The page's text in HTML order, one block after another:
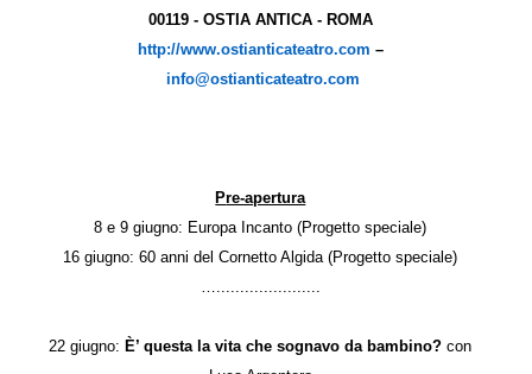
00119 - OSTIA ANTICA - ROMA
http://www.ostianticateatro.com –
info@ostianticateatro.com
Pre-apertura
8 e 9 giugno: Europa Incanto (Progetto speciale)
16 giugno: 60 anni del Cornetto Algida (Progetto speciale)
22 giugno: È’ questa la vita che sognavo da bambino? con